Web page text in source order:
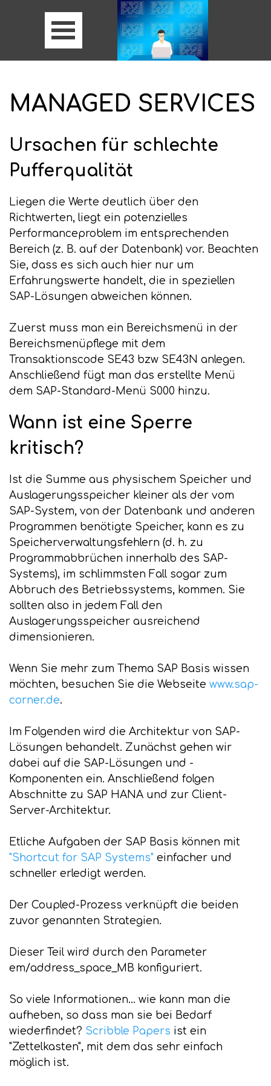
MANAGED SERVICES
Ursachen für schlechte
Pufferqualität
Liegen die Werte deutlich über den
Richtwerten, liegt ein potenzielles
Performanceproblem im entsprechenden
Bereich (z. B. auf der Datenbank) vor. Beachten
Sie, dass es sich auch hier nur um
Erfahrungswerte handelt, die in speziellen
SAP-Lösungen abweichen können.
Zuerst muss man ein Bereichsmenü in der
Bereichsmenüpflege mit dem
Transaktionscode SE43 bzw SE43N anlegen.
Anschließend fügt man das erstellte Menü
dem SAP-Standard-Menü S000 hinzu.
Wann ist eine Sperre
kritisch?
Ist die Summe aus physischem Speicher und
Auslagerungsspeicher kleiner als der vom
SAP-System, von der Datenbank und anderen
Programmen benötigte Speicher, kann es zu
Speicherverwaltungsfehlern (d. h. zu
Programmabbrüchen innerhalb des SAP-
Systems), im schlimmsten Fall sogar zum
Abbruch des Betriebssystems, kommen. Sie
sollten also in jedem Fall den
Auslagerungsspeicher ausreichend
dimensionieren.
Wenn Sie mehr zum Thema SAP Basis wissen
möchten, besuchen Sie die Webseite www.sap-
corner.de.
Im Folgenden wird die Architektur von SAP-
Lösungen behandelt. Zunächst gehen wir
dabei auf die SAP-Lösungen und -
Komponenten ein. Anschließend folgen
Abschnitte zu SAP HANA und zur Client-
Server-Architektur.
Etliche Aufgaben der SAP Basis können mit
"Shortcut for SAP Systems" einfacher und
schneller erledigt werden.
Der Coupled-Prozess verknüpft die beiden
zuvor genannten Strategien.
Dieser Teil wird durch den Parameter
em/address_space_MB konfiguriert.
So viele Informationen... wie kann man die
aufheben, so dass man sie bei Bedarf
wiederfindet? Scribble Papers ist ein
"Zettelkasten", mit dem das sehr einfach
möglich ist.